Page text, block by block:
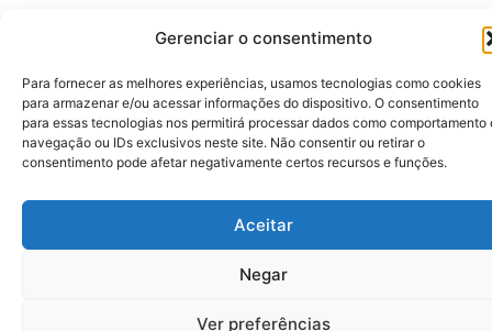
Gerenciar o consentimento
Para fornecer as melhores experiências, usamos tecnologias como cookies
para armazenar e/ou acessar informações do dispositivo. O consentimento
para essas tecnologias nos permitirá processar dados como comportamento
navegação ou IDs exclusivos neste site. Não consentir ou retirar o
consentimento pode afetar negativamente certos recursos e funções.
Aceitar
Negar
Ver preferências